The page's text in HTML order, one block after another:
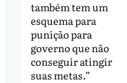
também tem um
esquema para
punição para
governo que não
conseguir atingir
suas metas.”